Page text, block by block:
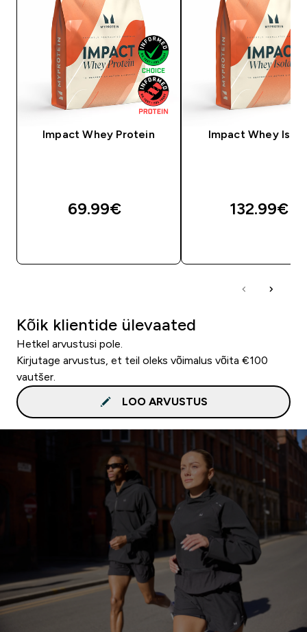
Impact Whey Protein
69.99€‎
Impact Whey
132.99€‎
Kõik klientide ülevaated
Hetkel arvustusi pole.
Kirjutage arvustus, et teil oleks võimalus võita €100
vautšer.
LOO ARVUSTUS